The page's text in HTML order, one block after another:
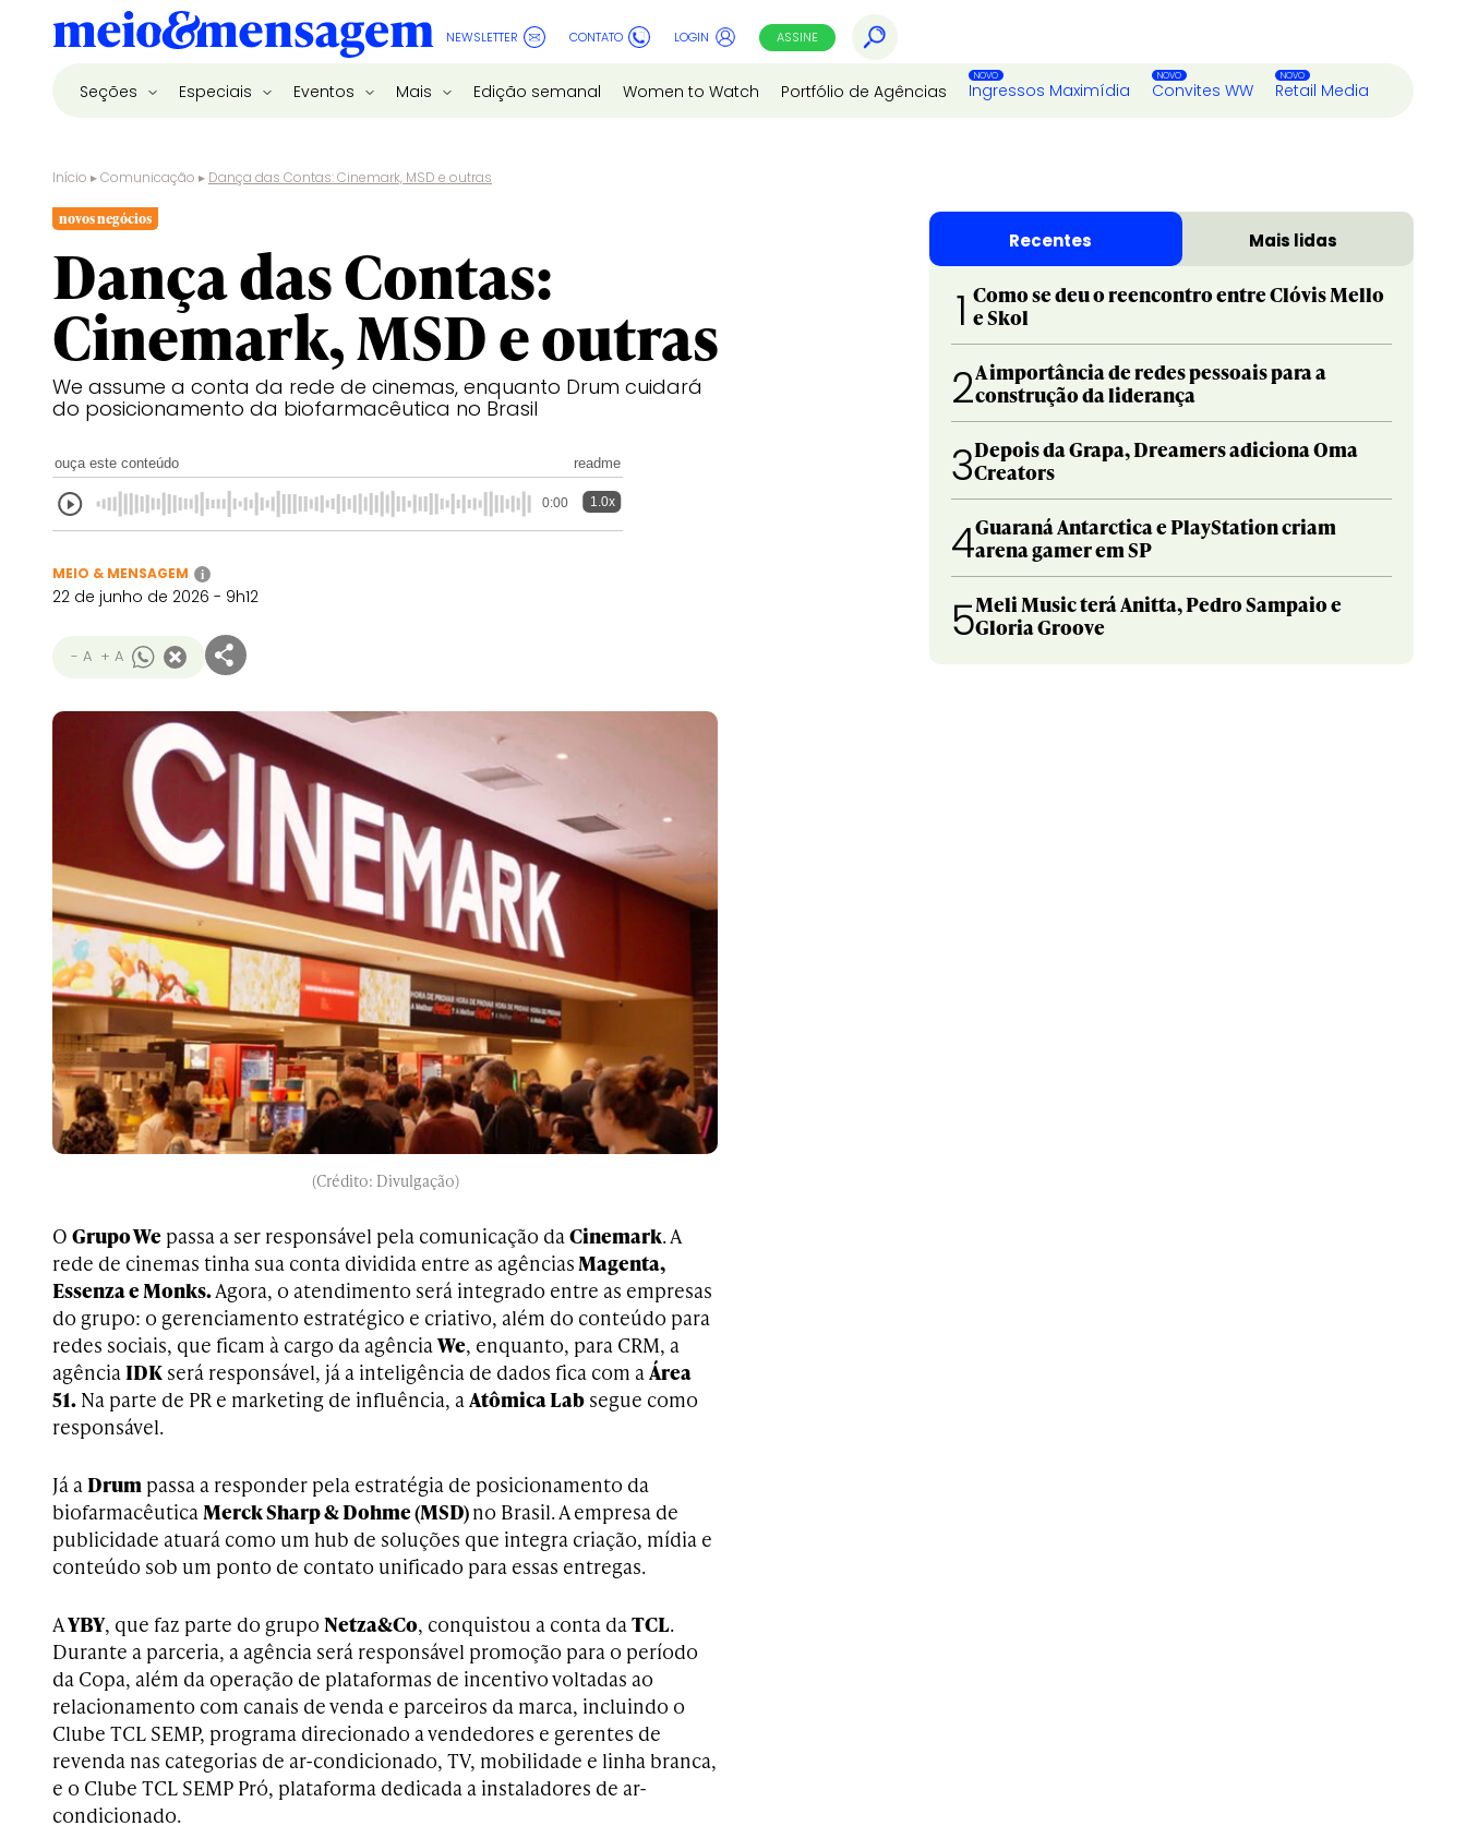
NEWSLETTER CONTATO LOGIN ASSINE
Seções Especiais Eventos Mais Edição semanal Women to Watch Portfólio de Agências Ingressos Maximídia Convites WW Retail Media
Início ▸Comunicação ▸ Dança das Contas: Cinemark, MSD e outras
novos negócios
Dança das Contas:
Cinemark, MSD e outras
We assume a conta da rede de cinemas, enquanto Drum cuidará
do posicionamento da biofarmacêutica no Brasil
ouça este conteúdo readme
0:00 1.0x
MEIO & MENSAGEM i
22 de junho de 2026 - 9h12
- A + A
(Crédito: Divulgação)
O Grupo We passa a ser responsável pela comunicação daCinemark. A
rede de cinemas tinha sua conta dividida entre as agênciasMagenta,
Essenza e Monks.Agora, o atendimento será integrado entre as empresas
do grupo: o gerenciamento estratégico e criativo, além do conteúdo para
redes sociais, que ficam à cargo da agênciaWe, enquanto, para CRM, a
agênciaIDK será responsável, já a inteligência de dados fica com aÁrea
51. Na parte de PR e marketing de influência, aAtômica Lab segue como
responsável.
Já aDrum passa a responder pela estratégia de posicionamento da
biofarmacêuticaMerck Sharp & Dohme (MSD)no Brasil. A empresa de
publicidade atuará como um hub de soluções que integra criação, mídia e
conteúdo sob um ponto de contato unificado para essas entregas.
AYBY, que faz parte do grupo Netza&Co, conquistou a conta daTCL.
Durante a parceria, a agência será responsável promoção para o período
da Copa, além da operação de plataformas de incentivo voltadas ao
relacionamento com canais de venda e parceiros da marca, incluindo o
Clube TCL SEMP, programa direcionado a vendedores e gerentes de
revenda nas categorias de ar-condicionado, TV, mobilidade e linha branca,
e o Clube TCL SEMP Pró, plataforma dedicada a instaladores de ar-
condicionado.
Recentes Mais lidas
1 Como se deu o reencontro entre Clóvis Mello
e Skol
2A importância de redes pessoais para a
construção da liderança
3Depois da Grapa, Dreamers adiciona Oma
Creators
4Guaraná Antarctica e PlayStation criam
arena gamer em SP
5Meli Music terá Anitta, Pedro Sampaio e
Gloria Groove